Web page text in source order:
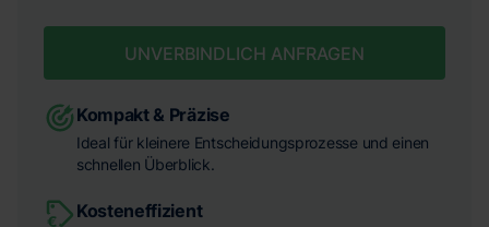
UNVERBINDLICH ANFRAGEN
Kompakt & Präzise
Ideal für kleinere Entscheidungsprozesse und einen
schnellen Überblick.
Kosteneffizient